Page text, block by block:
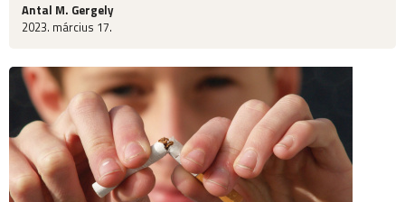
Antal M. Gergely
2023. március 17.